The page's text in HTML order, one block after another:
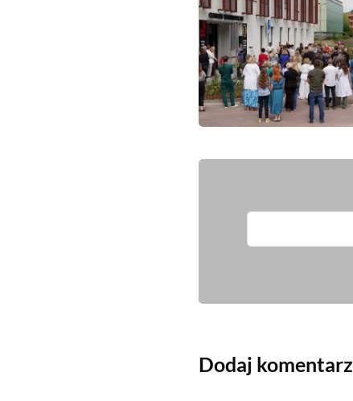
Dodaj komentarz